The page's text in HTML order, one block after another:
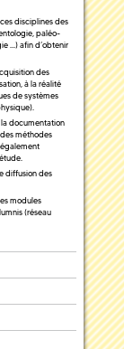
disciplines des
paléo-
…) afin d’obtenir
des
à la réalité
de systèmes
la documentation
méthodes
diffusion des
modules
(réseau